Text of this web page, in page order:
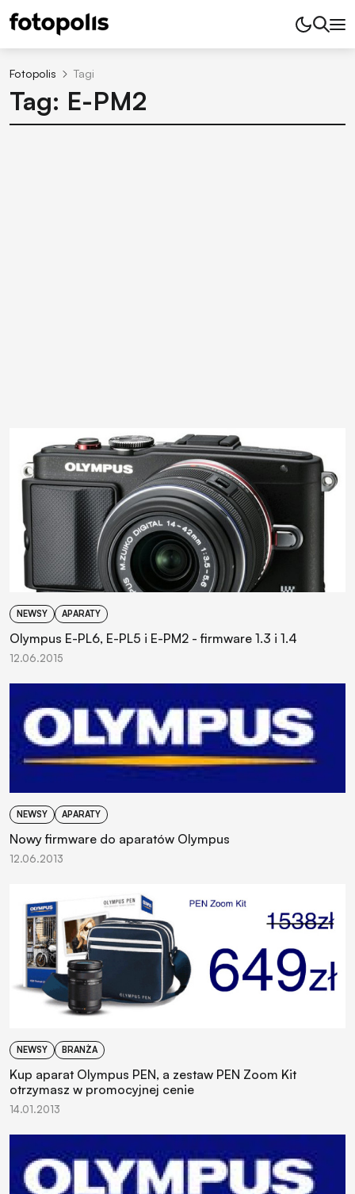
Fotopolis Tagi
Tag: E-PM2
NEWSY APARATY
Olympus E-PL6, E-PL5 i E-PM2 - firmware 1.3 i 1.4
12.06.2015
NEWSY APARATY
Nowy firmware do aparatów Olympus
12.06.2013
NEWSY BRANŻA
Kup aparat Olympus PEN, a zestaw PEN Zoom Kit
otrzymasz w promocyjnej cenie
14.01.2013